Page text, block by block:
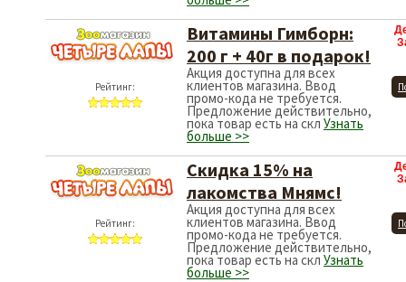
Рейтинг:
Витамины Гимборн:
200 г + 40г в подарок!
Акция доступна для всех
клиентов магазина. Ввод
промо-кода не требуется.
Предложение действительно,
пока товар есть на скл Узнать
больше >>
Рейтинг:
Скидка 15% на
лакомства Мнямс!
Акция доступна для всех
клиентов магазина. Ввод
промо-кода не требуется.
Предложение действительно,
пока товар есть на скл Узнать
больше >>